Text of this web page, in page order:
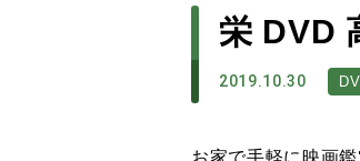
栄 DVD
2019.10.30
お家で手軽に映画